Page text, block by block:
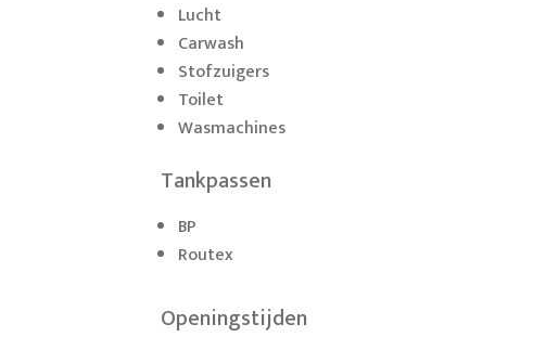
Lucht
Carwash
Stofzuigers
Toilet
Wasmachines
Tankpassen
BP
Routex
Openingstijden